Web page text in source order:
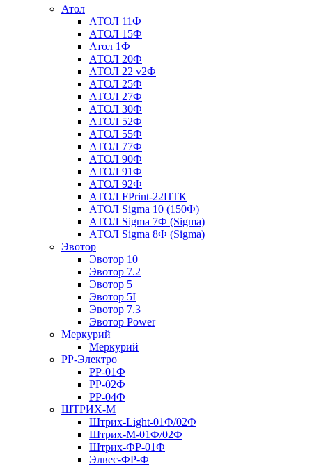
Атол
АТОЛ 11Ф
АТОЛ 15Ф
Атол 1Ф
АТОЛ 20Ф
АТОЛ 22 v2Ф
АТОЛ 25Ф
АТОЛ 27Ф
АТОЛ 30Ф
АТОЛ 52Ф
АТОЛ 55Ф
АТОЛ 77Ф
АТОЛ 90Ф
АТОЛ 91Ф
АТОЛ 92Ф
АТОЛ FPrint-22ПТК
АТОЛ Sigma 10 (150Ф)
АТОЛ Sigma 7Ф (Sigma)
АТОЛ Sigma 8Ф (Sigma)
Эвотор
Эвотор 10
Эвотор 7.2
Эвотор 5
Эвотор 5I
Эвотор 7.3
Эвотор Power
Меркурий
Меркурий
РР-Электро
РР-01Ф
РР-02Ф
РР-04Ф
ШТРИХ-М
Штрих-Light-01Ф/02Ф
Штрих-М-01Ф/02Ф
Штрих-ФР-01Ф
Элвес-ФР-Ф